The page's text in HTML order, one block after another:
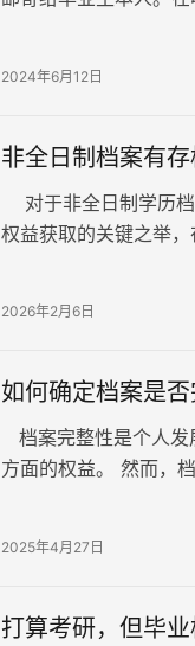
2024年6月12日
非全日制档案有存
对于非全日制学历档
权益获取的关键之举
2026年2月6日
如何确定档案是否
档案完整性是个人发
方面的权益。 然而，
2025年4月27日
打算考研，但毕业